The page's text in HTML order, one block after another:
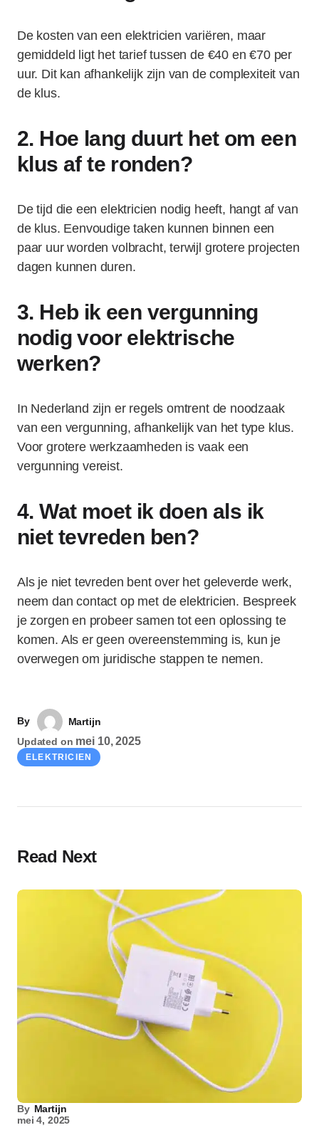
De kosten van een elektricien variëren, maar
gemiddeld ligt het tarief tussen de €40 en €70 per
uur. Dit kan afhankelijk zijn van de complexiteit van
de klus.
2. Hoe lang duurt het om een
klus af te ronden?
De tijd die een elektricien nodig heeft, hangt af van
de klus. Eenvoudige taken kunnen binnen een
paar uur worden volbracht, terwijl grotere projecten
dagen kunnen duren.
3. Heb ik een vergunning
nodig voor elektrische
werken?
In Nederland zijn er regels omtrent de noodzaak
van een vergunning, afhankelijk van het type klus.
Voor grotere werkzaamheden is vaak een
vergunning vereist.
4. Wat moet ik doen als ik
niet tevreden ben?
Als je niet tevreden bent over het geleverde werk,
neem dan contact op met de elektricien. Bespreek
je zorgen en probeer samen tot een oplossing te
komen. Als er geen overeenstemming is, kun je
overwegen om juridische stappen te nemen.
By
Martijn
Updated on mei 10, 2025
ELEKTRICIEN
Read Next
By Martijn
mei 4, 2025